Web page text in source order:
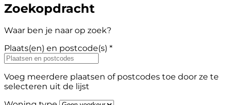
Zoekopdracht
Waar ben je naar op zoek?
Plaats(en) en postcode(s) *
Voeg meerdere plaatsen of postcodes toe door ze te
selecteren uit de lijst